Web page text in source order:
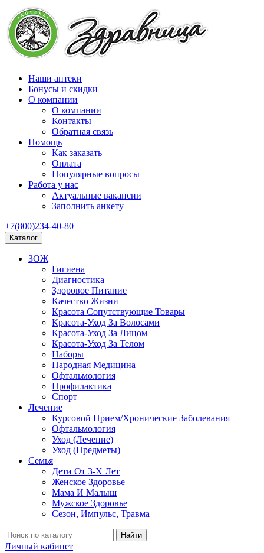
Наши аптеки
Бонусы и скидки
О компании
О компании
Контакты
Обратная связь
Помощь
Как заказать
Оплата
Популярные вопросы
Работа у нас
Актуальные вакансии
Заполнить анкету
+7(800)234-40-80
Каталог
ЗОЖ
Гигиена
Диагностика
Здоровое Питание
Качество Жизни
Красота Сопутствующие Товары
Красота-Уход За Волосами
Красота-Уход За Лицом
Красота-Уход За Телом
Наборы
Народная Медицина
Офтальмология
Профилактика
Спорт
Лечение
Курсовой Прием/Хронические Заболевания
Офтальмология
Уход (Лечение)
Уход (Предметы)
Семья
Дети От 3-Х Лет
Женское Здоровье
Мама И Малыш
Мужское Здоровье
Сезон, Импульс, Травма
Найти
Личный кабинет